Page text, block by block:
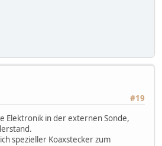
#19
Elektronik in der externen Sonde,
spezieller Koaxstecker zum